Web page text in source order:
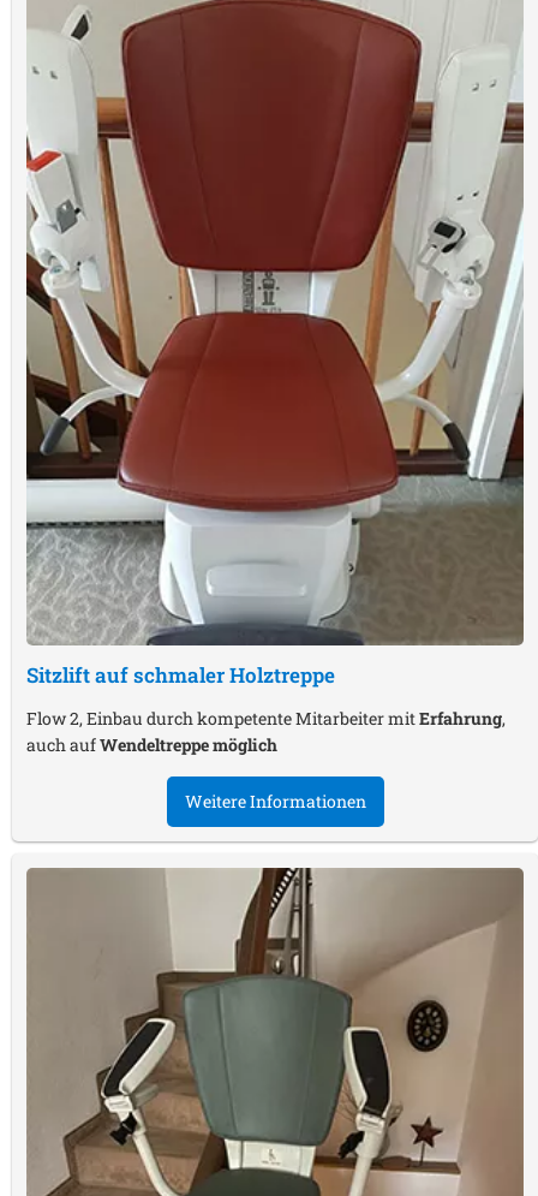
Sitzlift auf schmaler Holztreppe
Flow 2, Einbau durch kompetente Mitarbeiter mitErfahrung,
auch aufWendeltreppe möglich
Weitere Informationen